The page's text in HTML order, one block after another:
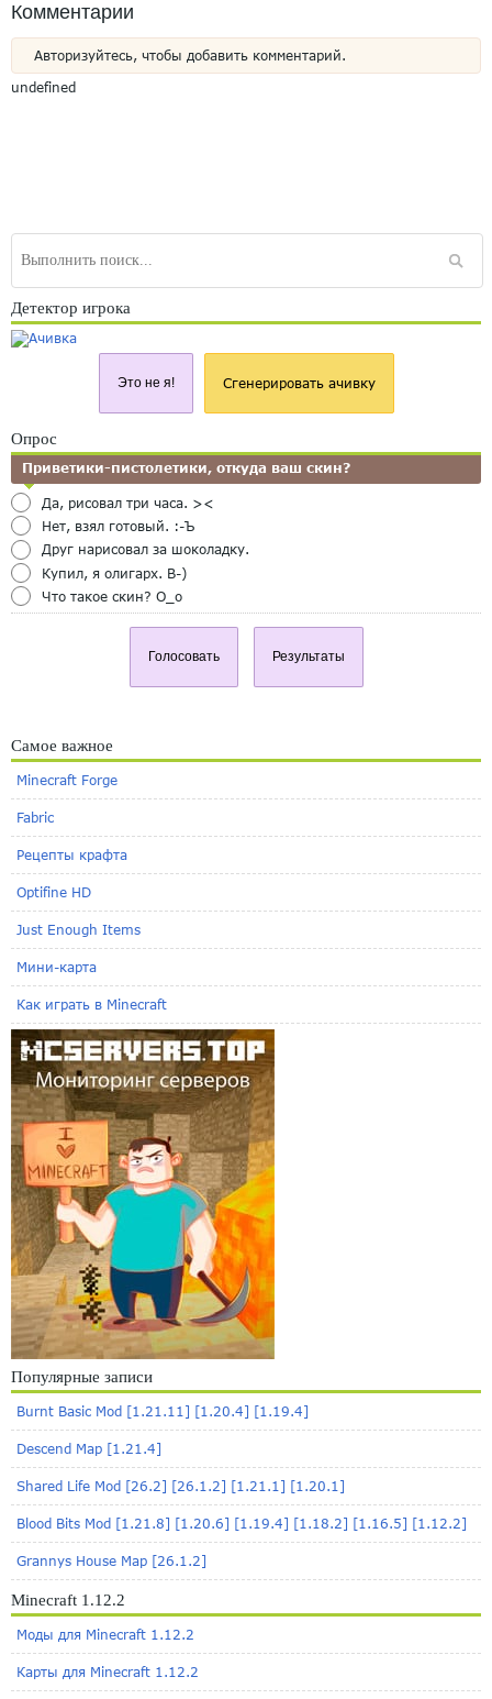
Комментарии
Авторизуйтесь, чтобы добавить комментарий.
undefined
Детектор игрока
Это не я! Сгенерировать ачивку
Опрос
Приветики-пистолетики, откуда ваш скин?
Да, рисовал три часа. ><
Нет, взял готовый. :-Ъ
Друг нарисовал за шоколадку.
Купил, я олигарх. B-)
Что такое скин? O_o
Голосовать Результаты
Самое важное
Minecraft Forge
Fabric
Рецепты крафта
Optifine HD
Just Enough Items
Мини-карта
Как играть в Minecraft
Популярные записи
Burnt Basic Mod [1.21.11] [1.20.4] [1.19.4]
Descend Map [1.21.4]
Shared Life Mod [26.2] [26.1.2] [1.21.1] [1.20.1]
Blood Bits Mod [1.21.8] [1.20.6] [1.19.4] [1.18.2] [1.16.5] [1.12.2]
Grannys House Map [26.1.2]
Minecraft 1.12.2
Моды для Minecraft 1.12.2
Карты для Minecraft 1.12.2